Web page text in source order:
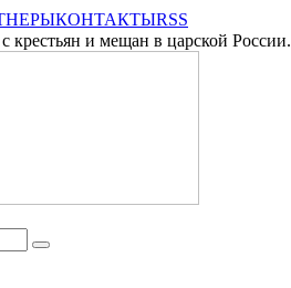
КОНТАКТЫRSS
крестьян и мещан в царской России.